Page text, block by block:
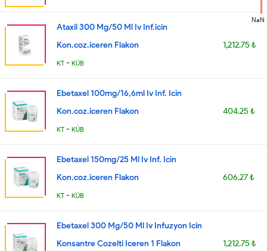
Ataxil 300 Mg/50 Ml Iv Inf.icin
Kon.coz.iceren Flakon
KT - KÜB
1,212.75 ₺
Ebetaxel 100mg/16,6ml Iv Inf. Icin
Kon.coz.iceren Flakon
KT - KÜB
404.25 ₺
Ebetaxel 150mg/25 Ml Iv Inf. Icin
Kon.coz.iceren Flakon
KT - KÜB
606.27 ₺
Ebetaxel 300 Mg/50 Ml Iv Infuzyon Icin
Konsantre Cozelti Iceren 1 Flakon
1,212.75 ₺
NaN